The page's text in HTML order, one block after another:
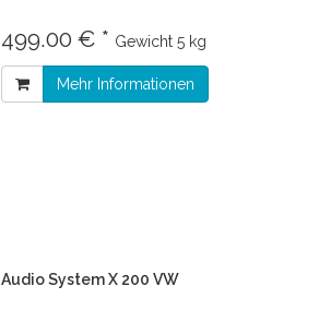
499.00 € * Gewicht 5 kg
Mehr Informationen
Audio System X 200 VW